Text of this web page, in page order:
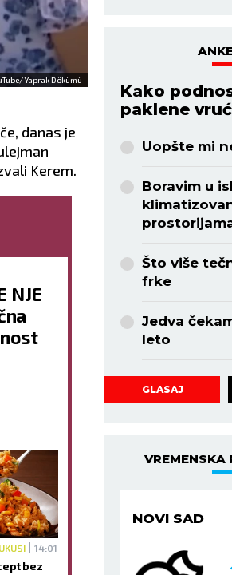
Yaprak Dökümü
danas je
Kerem.
NJE
14:01
bez
Kako
paklene
Uopšte mi
Boravim u
Što više
frke
Jedva
leto
GLASAJ
VREMENSKA
NOVI SAD